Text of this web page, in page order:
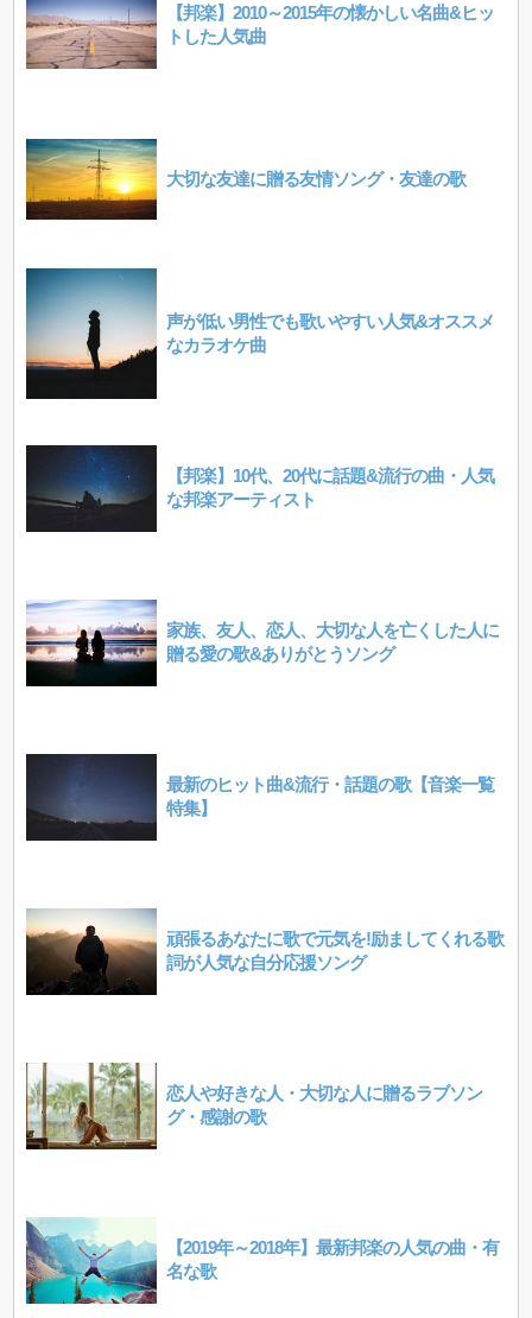
【邦楽】2010～2015年の懐かしい名曲&ヒッ
トした人気曲
大切な友達に贈る友情ソング・友達の歌
声が低い男性でも歌いやすい人気&オススメ
なカラオケ曲
【邦楽】10代、20代に話題&流行の曲・人気
な邦楽アーティスト
家族、友人、恋人、大切な人を亡くした人に
贈る愛の歌&ありがとうソング
最新のヒット曲&流行・話題の歌【音楽一覧
特集】
頑張るあなたに歌で元気を!励ましてくれる歌
詞が人気な自分応援ソング
恋人や好きな人・大切な人に贈るラブソン
グ・感謝の歌
【2019年～2018年】最新邦楽の人気の曲・有
名な歌